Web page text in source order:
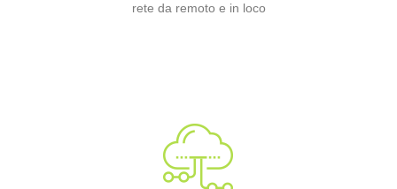
rete da remoto e in loco